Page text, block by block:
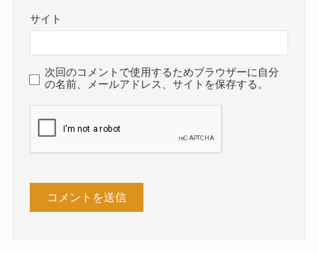
サイト
次回のコメントで使用するためブラウザーに自分
の名前、メールアドレス、サイトを保存する。